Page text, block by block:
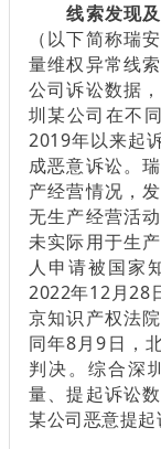
线索发现及
（以下简称瑞
量维权异常线
公司诉讼数据
圳某公司在不
2019年以来起
成恶意诉讼。
产经营情况，
无生产经营活
未实际用于生
人申请被国家
2022年12月28
京知识产权法
同年8月9日，
判决。综合深
量、提起诉讼
某公司恶意提起